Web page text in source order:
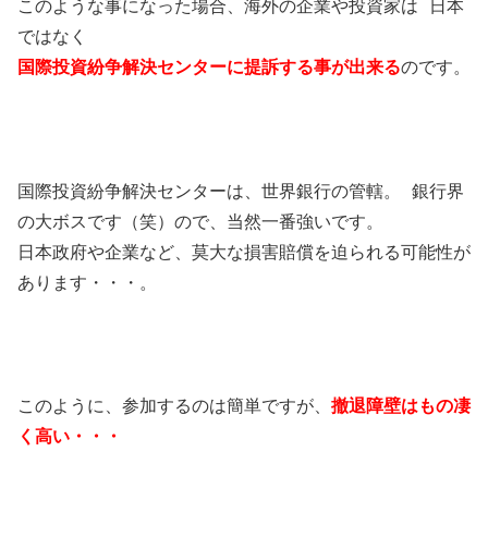
このような事になった場合、海外の企業や投資家は 日本
ではなく
国際投資紛争解決センターに提訴する事が出来るのです。
国際投資紛争解決センターは、世界銀行の管轄。 銀行界
の大ボスです（笑）ので、当然一番強いです。
日本政府や企業など、莫大な損害賠償を迫られる可能性が
あります・・・。
このように、参加するのは簡単ですが、 撤退障壁はもの凄
く高い・・・